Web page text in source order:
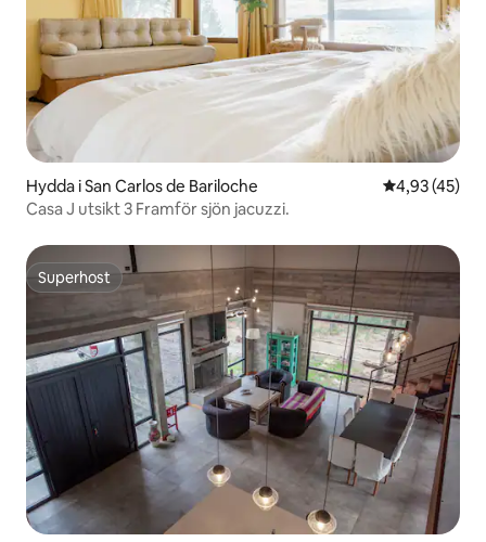
Hydda i San Carlos de Bariloche 4,93 av 5 i
4,93 (45)
Casa J utsikt 3 Framför sjön jacuzzi.
Superhost
Superhost